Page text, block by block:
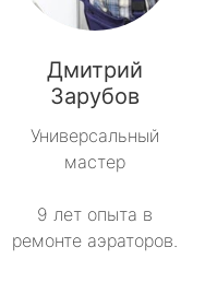
Дмитрий
Зарубов
Универсальный
мастер
9 лет опыта в
ремонте аэраторов.